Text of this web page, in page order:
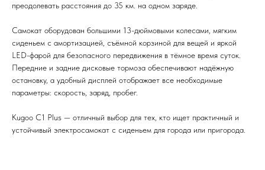
преодолевать расстояния до 35 км. на одном заряде.
Самокат оборудован большими 13-дюймовыми колесами, мягким
сиденьем с амортизацией, съёмной корзиной для вещей и яркой
LED-фарой для безопасного передвижения в тёмное время суток.
Передние и задние дисковые тормоза обеспечивают надёжную
остановку, а удобный дисплей отображает все необходимые
параметры: скорость, заряд, пробег.
Kugoo C1 Plus — отличный выбор для тех, кто ищет практичный и
устойчивый электросамокат с сиденьем для города или пригорода.